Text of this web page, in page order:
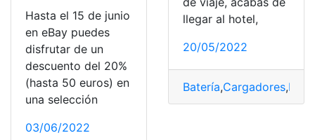
Hasta el 15 de junio
en eBay puedes
disfrutar de un
descuento del 20%
(hasta 50 euros) en
una selección
03/06/2022
llegar al hotel,
20/05/2022
Batería,Cargadores,